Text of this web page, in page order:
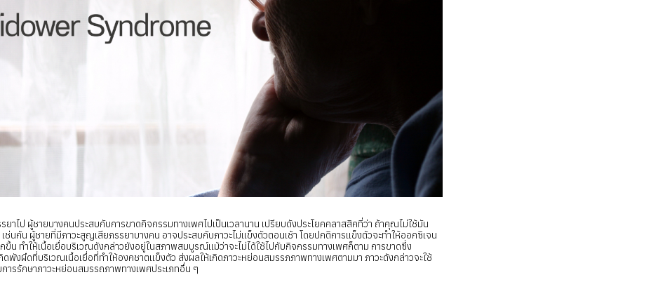
าไป ผู้ชายบางคนประสบกับการขาดกิจกรรมทางเพศไปเป็นเวลานาน เปรียบดังประโยคคลาสสิคที่ว่า ถ้าคุณไม่ใช้มัน
นกัน ผู้ชายที่มีภาวะสูญเสียภรรยาบางคน อาจประสบกับภาวะไม่แข็งตัวตอนเช้า โดยปกติการแข็งตัวจะทำให้ออกซิเจน
ขึ้น ทำให้เนื้อเยื่อบริเวณดังกล่าวยังอยู่ในสภาพสมบูรณ์แม้ว่าจะไม่ได้ใช้ไปกับกิจกรรมทางเพศก็ตาม การขาดซึ่ง
ดพังผืดที่บริเวณเนื้อเยื่อที่ทำให้องคชาตแข็งตัว ส่งผลให้เกิดภาวะหย่อนสมรรภภาพทางเพศตามมา ภาวะดังกล่าวจะใช้
ารรักษาภาวะหย่อนสมรรถภาพทางเพศประเภทอื่น ๆ